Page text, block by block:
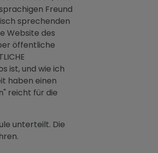
Freund
sprechenden
Website des
öffentliche
ist, und wie ich
haben einen
reicht für die
unterteilt. Die